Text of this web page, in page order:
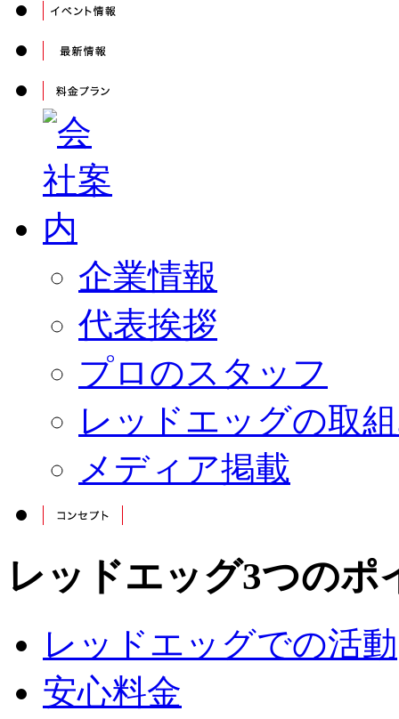
企業情報
代表挨拶
プロのスタッフ
レッドエッグの取
メディア掲載
レッドエッグ3つのポ
レッドエッグでの活動
安心料金